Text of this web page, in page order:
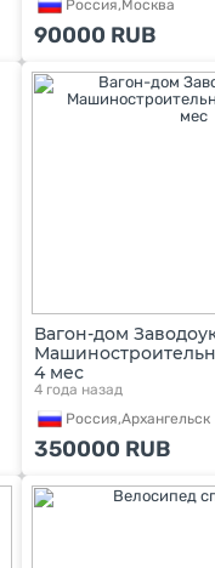
Россия,Москва
90000 RUB
Вагон-дом
4 мес
4 года назад
Россия,Архангельск
350000 RUB